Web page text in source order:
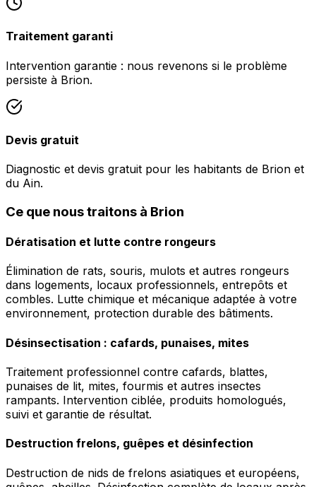
Traitement garanti
Intervention garantie : nous revenons si le problème
persiste à Brion.
Devis gratuit
Diagnostic et devis gratuit pour les habitants de Brion et
du Ain.
Ce que nous traitons à Brion
Dératisation et lutte contre rongeurs
Élimination de rats, souris, mulots et autres rongeurs
dans logements, locaux professionnels, entrepôts et
combles. Lutte chimique et mécanique adaptée à votre
environnement, protection durable des bâtiments.
Désinsectisation : cafards, punaises, mites
Traitement professionnel contre cafards, blattes,
punaises de lit, mites, fourmis et autres insectes
rampants. Intervention ciblée, produits homologués,
suivi et garantie de résultat.
Destruction frelons, guêpes et désinfection
Destruction de nids de frelons asiatiques et européens,